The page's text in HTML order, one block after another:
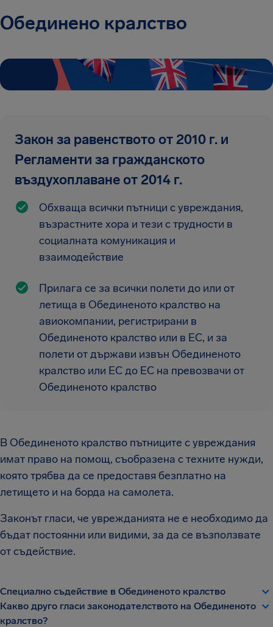
Обединено кралство
Закон за равенството от 2010 г. и
Регламенти за гражданското
въздухоплаване от 2014 г.
Обхваща всички пътници с увреждания,
възрастните хора и тези с трудности в
социалната комуникация и
взаимодействие
Прилага се за всички полети до или от
летища в Обединеното кралство на
авиокомпании, регистрирани в
Обединеното кралство или в ЕС, и за
полети от държави извън Обединеното
кралство или ЕС до ЕС на превозвачи от
Обединеното кралство
В Обединеното кралство пътниците с увреждания
имат право на помощ, съобразена с техните нужди,
която трябва да се предоставя безплатно на
летището и на борда на самолета.
Законът гласи, че уврежданията не е необходимо да
бъдат постоянни или видими, за да се възползвате
от съдействие.
Специално съдействие в Обединеното кралство
Какво друго гласи законодателството на Обединеното
кралство?